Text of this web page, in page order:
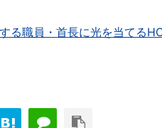
る職員・首長に光を当てる